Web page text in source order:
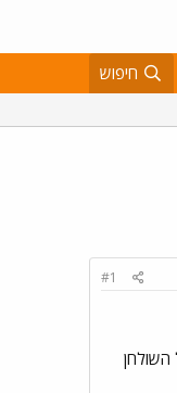
חיפוש
#1
השולחן